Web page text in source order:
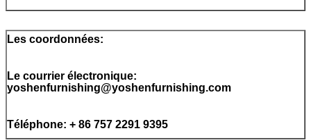
Les coordonnées:
Le courrier électronique:
yoshenfurnishing@yoshenfurnishing.com
Téléphone: + 86 757 2291 9395